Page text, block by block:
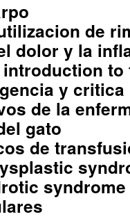
de
dolor y la
y
de la
gato
de
syndrome